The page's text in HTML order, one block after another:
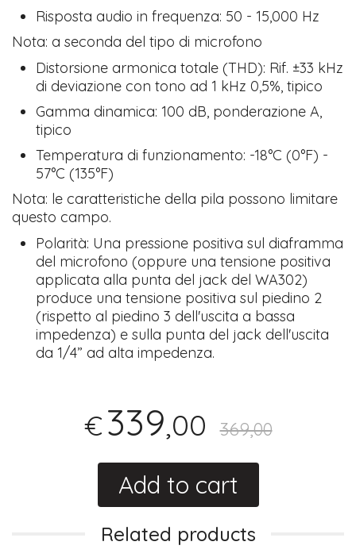
Risposta audio in frequenza: 50 - 15,000 Hz
Nota: a seconda del tipo di microfono
Distorsione armonica totale (THD): Rif. ±33 kHz
di deviazione con tono ad 1 kHz 0,5%, tipico
Gamma dinamica: 100 dB, ponderazione A,
tipico
Temperatura di funzionamento: -18°C (0°F) -
57°C (135°F)
Nota: le caratteristiche della pila possono limitare
questo campo.
Polarità: Una pressione positiva sul diaframma
del microfono (op­pure una tensione positiva
applicata alla punta del jack del WA302)
produce una tensione positiva sul piedino 2
(rispetto al piedino 3 dell'uscita a bassa
impedenza) e sulla punta del jack dell'uscita
da 1/4” ad alta impedenza.
€339,00 369,00
Add to cart
Related products